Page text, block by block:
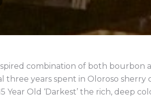
combination of both bourbon
three years spent in Oloroso sherry
Year Old ‘Darkest’ the rich, deep